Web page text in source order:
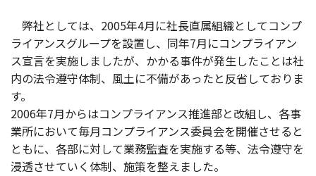
弊社としては、2005年4月に社長直属組織としてコンプ
ライアンスグループを設置し、同年7月にコンプライアン
ス宣言を実施しましたが、かかる事件が発生したことは社
内の法令遵守体制、風土に不備があったと反省しておりま
す。
2006年7月からはコンプライアンス推進部と改組し、各事
業所において毎月コンプライアンス委員会を開催させると
ともに、各部に対して業務監査を実施する等、法令遵守を
浸透させていく体制、施策を整えました。